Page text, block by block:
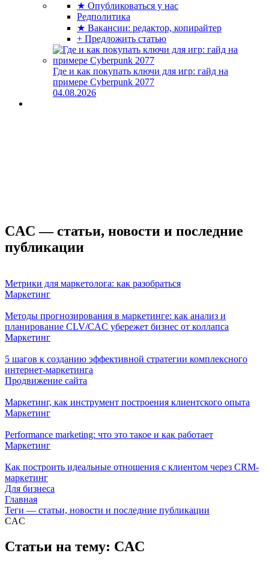
★ Опубликоваться у нас
Редполитика
★ Вакансии: редактор, копирайтер
+ Предложить статью
Где и как покупать ключи для игр: гайд на
примере Cyberpunk 2077
04.08.2026
CAC — статьи, новости и последние
публикации
Метрики для маркетолога: как разобраться
Маркетинг
Методы прогнозирования в маркетинге: как анализ и
планирование CLV/CAC убережет бизнес от коллапса
Маркетинг
5 шагов к созданию эффективной стратегии комплексного
интернет-маркетинга
Продвижение сайта
Маркетинг, как инструмент построения клиентского опыта
Маркетинг
Performance marketing: что это такое и как работает
Маркетинг
Как построить идеальные отношения с клиентом через CRM-
маркетинг
Для бизнеса
Главная
Теги — статьи, новости и последние публикации
CAC
Статьи на тему: CAC